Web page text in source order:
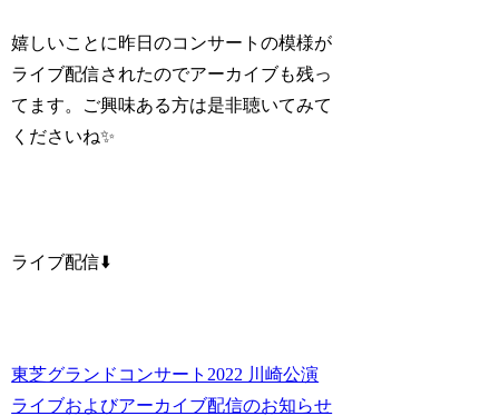
嬉しいことに昨日のコンサートの模様が
ライブ配信されたのでアーカイブも残っ
てます。ご興味ある方は是非聴いてみて
くださいね✨
ライブ配信⬇️
東芝グランドコンサート2022 川崎公演
ライブおよびアーカイブ配信のお知らせ